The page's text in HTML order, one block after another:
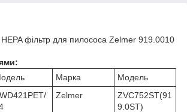
HEPA фільтр для пилососа Zelmer 919.0010
Марка
Модель
Zelmer
ZVC752ST(91
9.0ST)